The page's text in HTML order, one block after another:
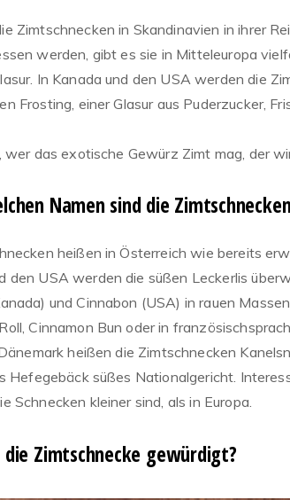
Zimtschnecken in Skandinavien in ihrer
werden, gibt es sie in Mitteleuropa
In Kanada und den USA werden die
Frosting, einer Glasur aus Puderzucker,
wer das exotische Gewürz Zimt mag, der
Namen sind die
heißen in Österreich wie bereits
den USA werden die süßen Leckerlis
und Cinnabon (USA) in rauen
Cinnamon Bun oder in
heißen die Zimtschnecken
Hefegebäck süßes Nationalgericht.
Schnecken kleiner sind, als in Europa.
Zimtschnecke gewürdigt?